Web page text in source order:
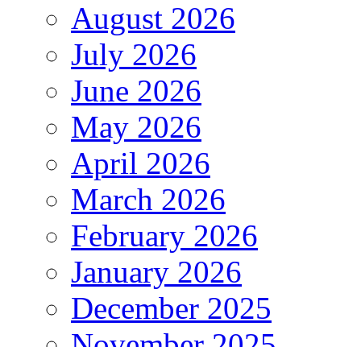
August 2026
July 2026
June 2026
May 2026
April 2026
March 2026
February 2026
January 2026
December 2025